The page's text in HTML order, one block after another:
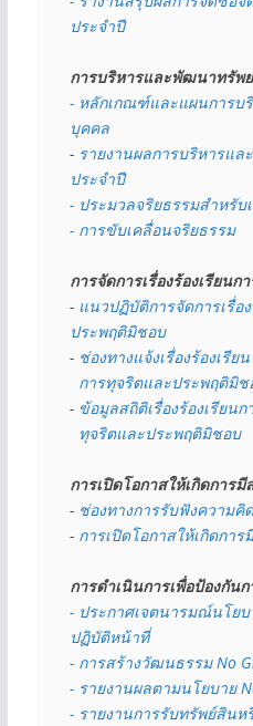
ประจำปี
การบริหารและพัฒนาทรัพ
- หลักเกณฑ์และแผนการบ
บุคคล
- รายงานผลการบริหารแ
ประจำปี
- ประมวลจริยธรรมสำหรับ
- การขับเคลื่อนจริยธรรม
การจัดการเรื่องร้องเรียน
- แนวปฏิบัติการจัดการเรื่อ
ประพฤติมิชอบ
- ช่องทางแจ้งเรื่องร้องเรียน
การทุจริตและประพฤติมิ
- ข้อมูลสถิติเรื่องร้องเรียนก
  ทุจริตและประพฤติมิชอบ
การเปิดโอกาสให้เกิดการ
- ช่องทางการรับฟังความคิ
- การเปิดโอกาสให้เกิดกา
การดำเนินการเพื่อป้องกัน
- ประกาศเจตนารมณ์นโยบ
ปฏิบัติหน้าที่
- การสร้างวัฒนธรรม No
- รายงานผลตามนโยบาย
- รายงานการรับทรัพย์สิน